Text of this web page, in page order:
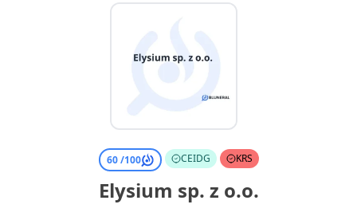
60 /100 CEIDG KRS
Elysium sp. z o.o.